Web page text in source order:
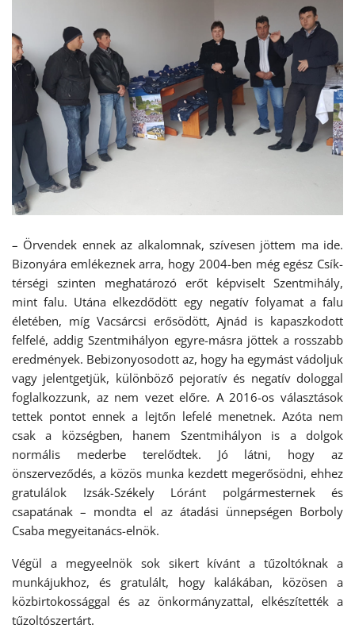
– Örvendek ennek az alkalomnak, szívesen jöttem ma ide.
Bizonyára emlékeznek arra, hogy 2004-ben még egész Csík-
térségi szinten meghatározó erőt képviselt Szentmihály,
mint falu. Utána elkezdődött egy negatív folyamat a falu
életében, míg Vacsárcsi erősödött, Ajnád is kapaszkodott
felfelé, addig Szentmihályon egyre-másra jöttek a rosszabb
eredmények. Bebizonyosodott az, hogy ha egymást vádoljuk
vagy jelentgetjük, különböző pejoratív és negatív dologgal
foglalkozzunk, az nem vezet előre. A 2016-os választások
tettek pontot ennek a lejtőn lefelé menetnek. Azóta nem
csak a községben, hanem Szentmihályon is a dolgok
normális mederbe terelődtek. Jó látni, hogy az
önszerveződés, a közös munka kezdett megerősödni, ehhez
gratulálok Izsák-Székely Lóránt polgármesternek és
csapatának – mondta el az átadási ünnepségen Borboly
Csaba megyeitanács-elnök.
Végül a megyeelnök sok sikert kívánt a tűzoltóknak a
munkájukhoz, és gratulált, hogy kalákában, közösen a
közbirtokossággal és az önkormányzattal, elkészítették a
tűzoltószertárt.